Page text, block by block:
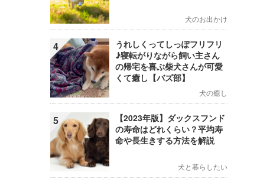
犬のお出かけ
4
うれしくってしっぽフリフリ
♪寝転がりながら飼い主さん
の帰宅を喜ぶ柴犬さんが可愛
くて癒し【バズ部】
犬の癒し
5
【2023年版】ダックスフンド
の寿命はどれくらい？平均寿
命や長生きする方法を解説
犬と暮らしたい